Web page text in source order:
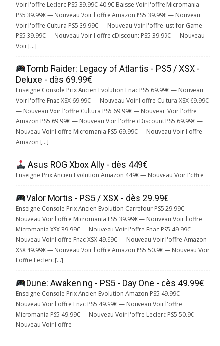
Voir l'offre Leclerc PS5 39.99€ 40.9€ Baisse Voir l'offre Micromania
PS5 39.99€ — Nouveau Voir l'offre Amazon PS5 39.99€ — Nouveau
Voir l'offre Cultura PS5 39.99€ — Nouveau Voir l'offre Just for Game
PS5 39.99€ — Nouveau Voir l'offre cDiscount PS5 39.99€ — Nouveau
Voir […]
Tomb Raider: Legacy of Atlantis - PS5 / XSX -
Deluxe - dès 69.99€
Enseigne Console Prix Ancien Evolution Fnac PS5 69.99€ — Nouveau
Voir l'offre Fnac XSX 69.99€ — Nouveau Voir l'offre Cultura XSX 69.99€
— Nouveau Voir l'offre Cultura PS5 69.99€ — Nouveau Voir l'offre
Amazon PS5 69.99€ — Nouveau Voir l'offre cDiscount PS5 69.99€ —
Nouveau Voir l'offre Micromania PS5 69.99€ — Nouveau Voir l'offre
Amazon […]
Asus ROG Xbox Ally - dès 449€
Enseigne Prix Ancien Evolution Amazon 449€ — Nouveau Voir l'offre
Valor Mortis - PS5 / XSX - dès 29.99€
Enseigne Console Prix Ancien Evolution Carrefour PS5 29.99€ —
Nouveau Voir l'offre Micromania PS5 39.99€ — Nouveau Voir l'offre
Micromania XSX 39.99€ — Nouveau Voir l'offre Fnac PS5 49.99€ —
Nouveau Voir l'offre Fnac XSX 49.99€ — Nouveau Voir l'offre Amazon
XSX 49.99€ — Nouveau Voir l'offre Amazon PS5 50.9€ — Nouveau Voir
l'offre Leclerc […]
Dune: Awakening - PS5 - Day One - dès 49.99€
Enseigne Console Prix Ancien Evolution Amazon PS5 49.99€ —
Nouveau Voir l'offre Fnac PS5 49.99€ — Nouveau Voir l'offre
Micromania PS5 49.99€ — Nouveau Voir l'offre Leclerc PS5 50.9€ —
Nouveau Voir l'offre